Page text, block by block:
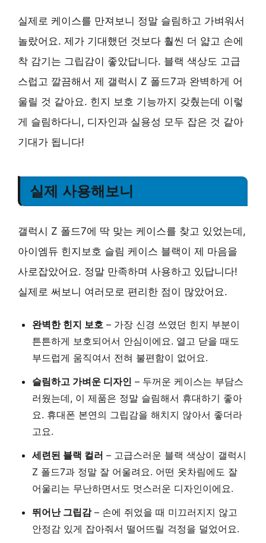
실제로 케이스를 만져보니 정말 슬림하고 가벼워서
놀랐어요. 제가 기대했던 것보다 훨씬 더 얇고 손에
착 감기는 그립감이 좋았답니다. 블랙 색상도 고급
스럽고 깔끔해서 제 갤럭시 Z 폴드7과 완벽하게 어
울릴 것 같아요. 힌지 보호 기능까지 갖췄는데 이렇
게 슬림하다니, 디자인과 실용성 모두 잡은 것 같아
기대가 됩니다!
실제 사용해보니
갤럭시 Z 폴드7에 딱 맞는 케이스를 찾고 있었는데,
아이엠듀 힌지보호 슬림 케이스 블랙이 제 마음을
사로잡았어요. 정말 만족하며 사용하고 있답니다!
실제로 써보니 여러모로 편리한 점이 많았어요.
완벽한 힌지 보호 – 가장 신경 쓰였던 힌지 부분이
튼튼하게 보호되어서 안심이에요. 열고 닫을 때도
부드럽게 움직여서 전혀 불편함이 없어요.
슬림하고 가벼운 디자인 – 두꺼운 케이스는 부담스
러웠는데, 이 제품은 정말 슬림해서 휴대하기 좋아
요. 휴대폰 본연의 그립감을 해치지 않아서 좋더라
고요.
세련된 블랙 컬러 – 고급스러운 블랙 색상이 갤럭시
Z 폴드7과 정말 잘 어울려요. 어떤 옷차림에도 잘
어울리는 무난하면서도 멋스러운 디자인이에요.
뛰어난 그립감– 손에 쥐었을 때 미끄러지지 않고
안정감 있게 잡아줘서 떨어뜨릴 걱정을 덜었어요.